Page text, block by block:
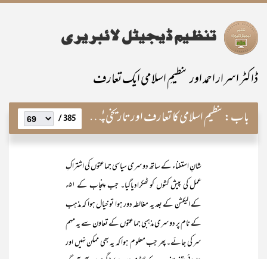
ڈاکٹر اسرار احمد اور تنظیمِ اسلامی ایک تعارف
باب:تنظیم اسلامی کا تعارف اور تاریخی پس منظر 385 /
شانِ استغناء کے ساتھ دوسری سیاسی جماعتوں کی اشتراکِ
عمل کی پیش کشوں کو ٹھکرادیاگیا۔ جب پنجاب کے ۵۱ء
کے الیکشن کے بعد یہ مغالطہ دور ہوا تو خیال ہوا کہ مذہب
کے نام پر دوسری مذہبی جماعتوں کے تعاون سے یہ مہم
سر کی جائے۔ پھر جب معلوم ہوا کہ یہ بھی ممکن نہیں اور